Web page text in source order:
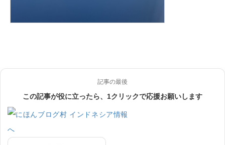
記事の最後
この記事が役に立ったら、1クリックで応援お願いします